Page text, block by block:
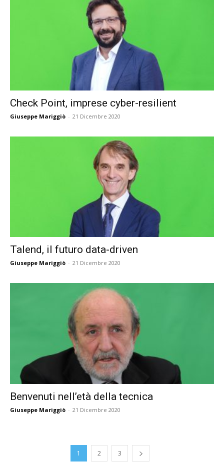
Check Point, imprese cyber-resilient
Giuseppe Mariggiò - 21 Dicembre 2020
Talend, il futuro data-driven
Giuseppe Mariggiò - 21 Dicembre 2020
Benvenuti nell’età della tecnica
Giuseppe Mariggiò - 21 Dicembre 2020
1 2 3